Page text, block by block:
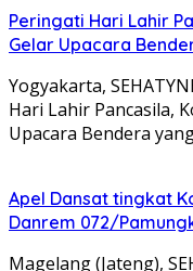
Peringati Hari Lahir
Gelar Upacara
Yogyakarta,
Hari Lahir Pancasila,
Upacara Bendera
Apel Dansat tingkat
Danrem 072/
Magelang (Jateng),